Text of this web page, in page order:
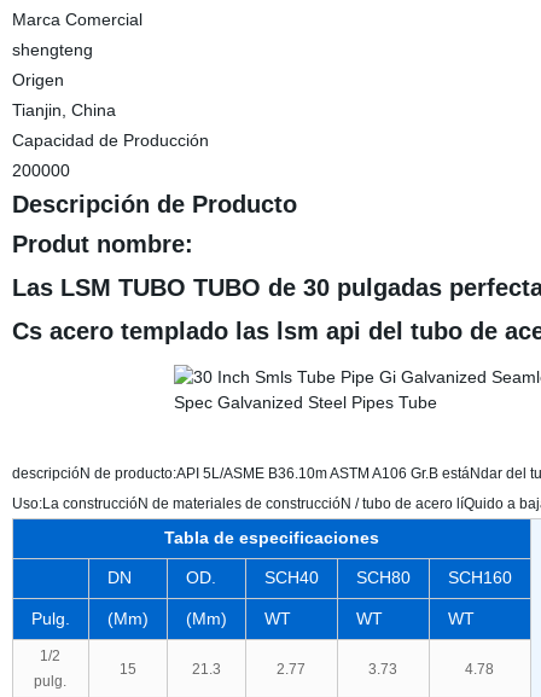
Marca Comercial
shengteng
Origen
Tianjin, China
Capacidad de Producción
200000
Descripción de Producto
Produt nombre:
Las LSM TUBO TUBO de 30 pulgadas
Cs acero templado las lsm api del tubo de
descripcióN de producto:API 5L/ASME B36.10m ASTM A106 Gr.B estáNdar del
Uso:La construccióN de materiales de construccióN / tubo de acero líQuido a
Tabla de especificaciones
DN OD. SCH40 SCH80 SCH160
Pulg. (Mm) (Mm) WT WT WT
1/2
pulg.
15 21.3 2.77 3.73 4.78